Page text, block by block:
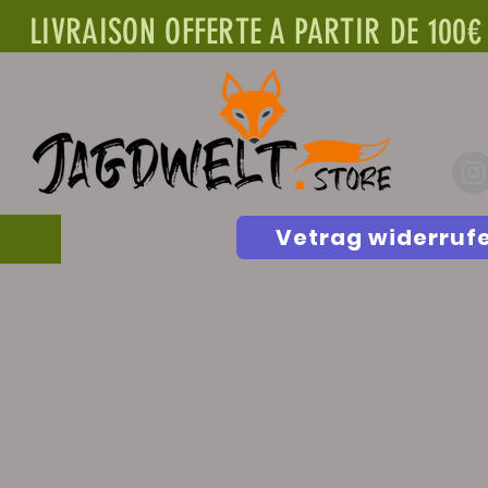
LIVRAISON OFFERTE A PARTIR DE 100€
Vetrag